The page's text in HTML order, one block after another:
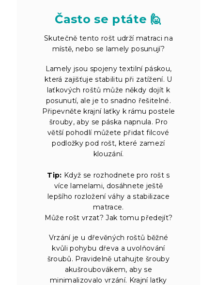
Často se ptáte 🙋
Skutečně tento rošt udrží matraci na
místě, nebo se lamely posunují?
Lamely jsou spojeny textilní páskou,
která zajišťuje stabilitu při zatížení. U
laťkových roštů může někdy dojít k
posunutí, ale je to snadno řešitelné.
Připevněte krajní laťky k rámu postele
šrouby, aby se páska napnula. Pro
větší pohodlí můžete přidat filcové
podložky pod rošt, které zamezí
klouzání.
Tip: Když se rozhodnete pro rošt s
více lamelami, dosáhnete ještě
lepšího rozložení váhy a stabilizace
matrace.
Může rošt vrzat? Jak tomu předejít?
Vrzání je u dřevěných roštů běžné
kvůli pohybu dřeva a uvolňování
šroubů. Pravidelně utahujte šrouby
akušroubovákem, aby se
minimalizovalo vrzání. Krajní laťky